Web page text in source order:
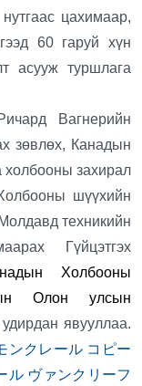
цахимаар,
60 гаруй хүн
асууж туршлага
Вагнерийн
зөвлөх, Канадын
захирал
шүүхийн
техникийн
Гүйцэтгэх
Холбооны
Олон улсын
удирдан явууллаа.
ンクレール コピー
ル ヴァンクリーフ